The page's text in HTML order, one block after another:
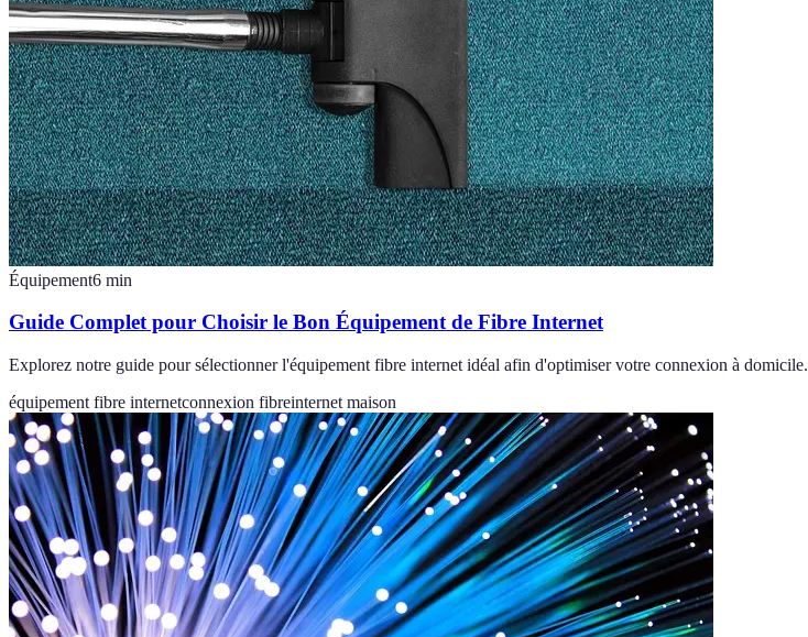
Équipement6 min
Guide Complet pour Choisir le Bon Équipement de Fibre Internet
Explorez notre guide pour sélectionner l'équipement fibre internet idéal afin d'optimiser votre connexion à domicile.
équipement fibre internetconnexion fibreinternet maison